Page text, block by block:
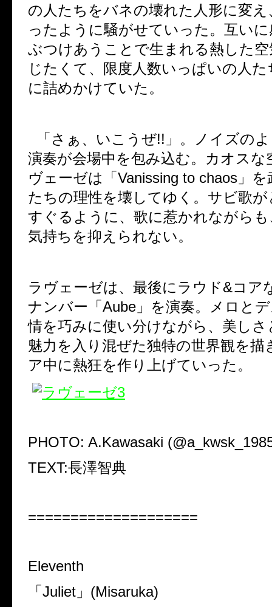
の人たちをバネの壊れた人形に変
ったように騒がせていった。互い
ぶつけあうことで生まれる熱した
じたくて、限度人数いっぱいの人
に詰めかけていた。
「さぁ、いこうぜ!! 」。ノイズの
演奏が会場中を包み込む。カオスな
ヴェーゼは「 Vanissing to chaos 」
たちの理性を壊してゆく。サビ歌
すぐるように、歌に惹かれながら
気持ちを抑えられない。
ラヴェーゼは、最後にラウド&コア
ナンバー「 Aube 」を演奏。メロと
情を巧みに使い分けながら、美し
魅力を入り混ぜた独特の世界観を描
ア中に熱狂を作り上げていった。
PHOTO: A.Kawasaki
TEXT:長澤智典
====================
Eleventh
「 Juliet 」 (Misaruka)